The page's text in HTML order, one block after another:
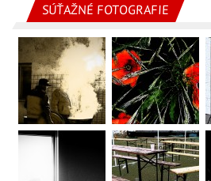
SÚŤAŽNÉ FOTOGRAFIE